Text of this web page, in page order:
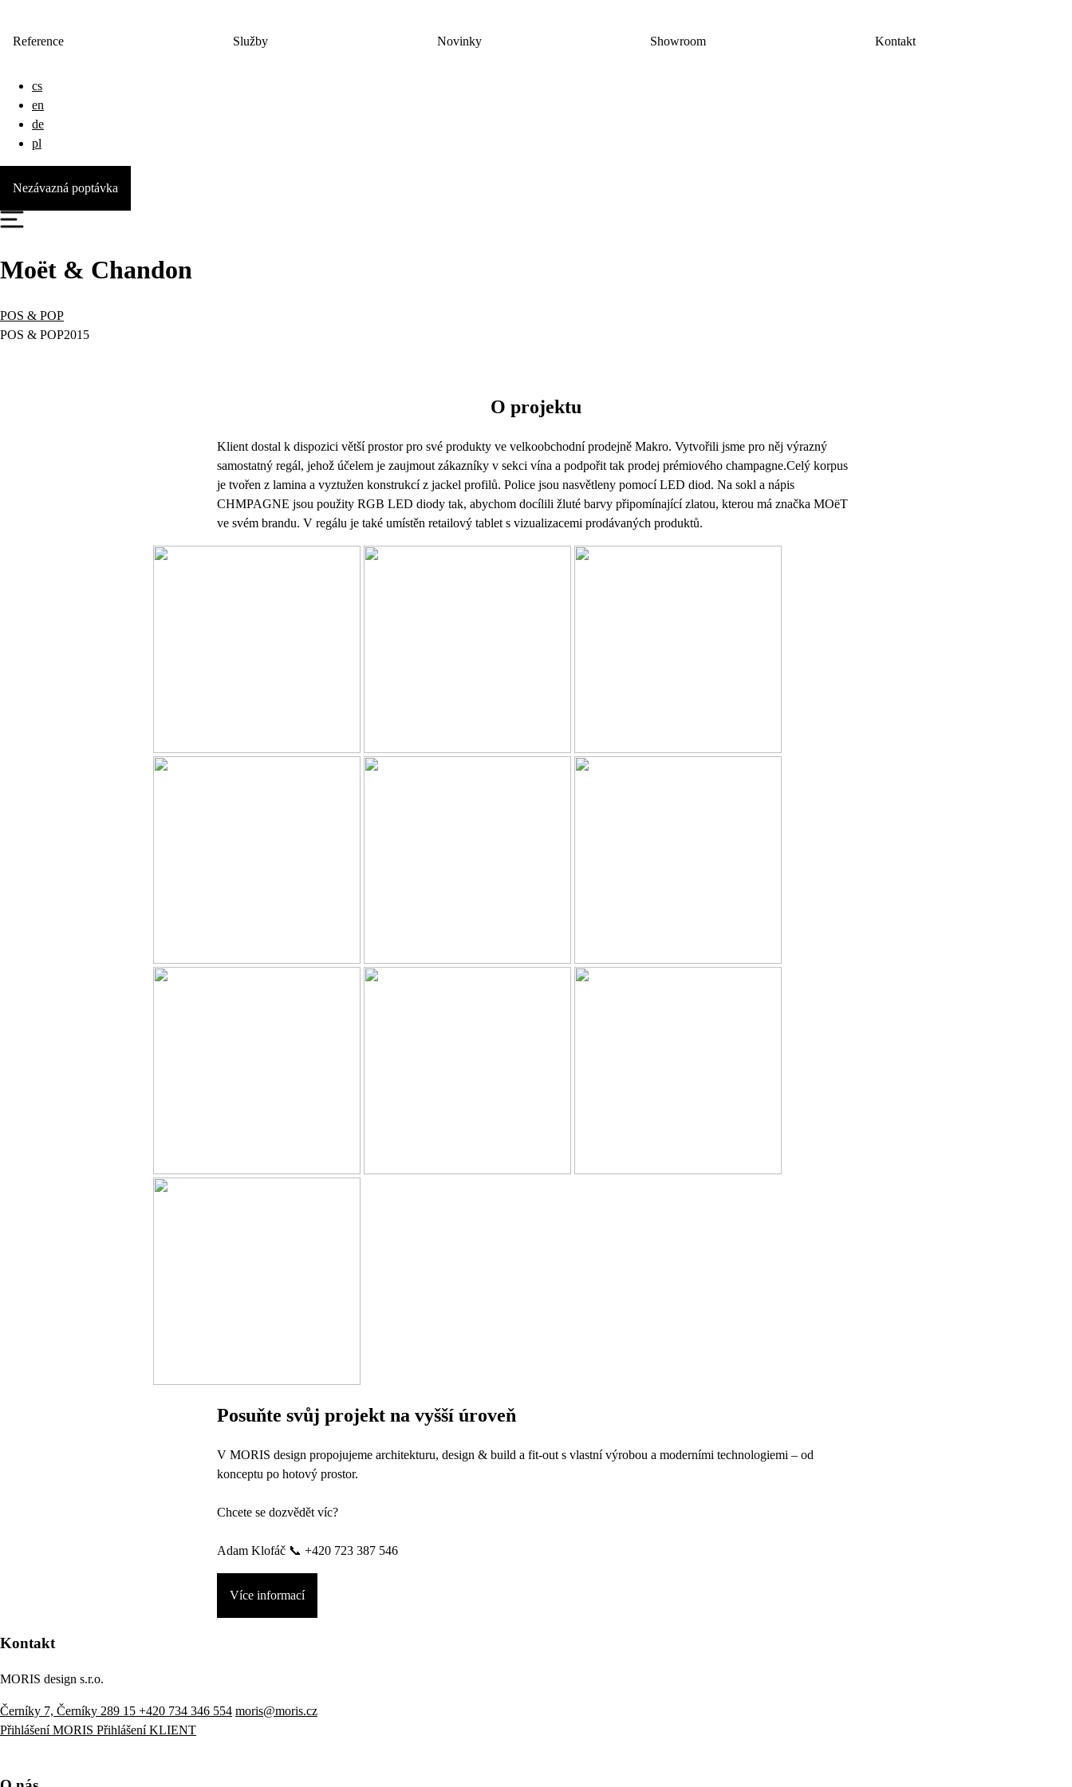
Reference Služby Novinky Showroom Kontakt
cs
en
de
pl
Nezávazná poptávka
Moët & Chandon
POS & POP
POS & POP2015
O projektu
Klient dostal k dispozici větší prostor pro své produkty ve velkoobchodní prodejně Makro. Vytvořili jsme pro něj výrazný
samostatný regál, jehož účelem je zaujmout zákazníky v sekci vína a podpořit tak prodej prémiového champagne.Celý korpus
je tvořen z lamina a vyztužen konstrukcí z jackel profilů. Police jsou nasvětleny pomocí LED diod. Na sokl a nápis
CHMPAGNE jsou použity RGB LED diody tak, abychom docílili žluté barvy připomínající zlatou, kterou má značka MOëT
ve svém brandu. V regálu je také umístěn retailový tablet s vizualizacemi prodávaných produktů.
Posuňte svůj projekt na vyšší úroveň
V MORIS design propojujeme architekturu, design & build a fit-out s vlastní výrobou a moderními technologiemi – od
konceptu po hotový prostor.
Chcete se dozvědět víc?
Adam Klofáč 📞 +420 723 387 546
Více informací
Kontakt
MORIS design s.r.o.
Černíky 7, Černíky 289 15 +420 734 346 554 moris@moris.cz
Přihlášení MORIS Přihlášení KLIENT